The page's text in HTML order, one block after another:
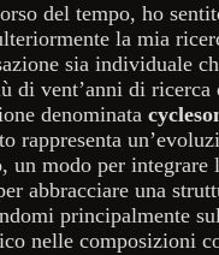
del tempo, ho
la mia
sia individuale
di vent’anni di ricerca
denominata
rappresenta
un modo per integrare
abbracciare una
principalmente
nelle composizioni